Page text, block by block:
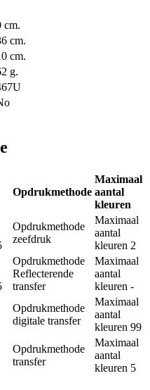
cm.
cm.
cm.
g.
Opdrukmethode
Maximaal
aantal
kleuren
Opdrukmethode
zeefdruk
Maximaal
aantal
kleuren 2
Opdrukmethode
Reflecterende
transfer
Maximaal
aantal
kleuren -
Opdrukmethode
digitale transfer
Maximaal
aantal
kleuren 99
Opdrukmethode
transfer
Maximaal
aantal
kleuren 5